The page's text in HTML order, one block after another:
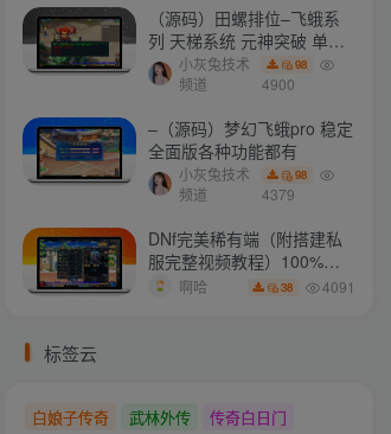
修复版最新市面田螺plus3 全新UI界面全新高清地图18门派 修复了后门ggeserver打不开 6月更新笑傲西游三版-终极版
（源码）田螺排位–飞蛾系
列 天梯系统 元神突破 单机
免费 含GM工具
小灰兔技术
频道
98
4900
–（源码）梦幻飞蛾pro 稳定
全面版各种功能都有
小灰兔技术
频道
98
4379
DNf完美稀有端（附搭建私
服完整视频教程）100%可
搭建(附完美端升级补丁)
啊哈 38 4091
标签云
白娘子传奇 武林外传
传奇白日门